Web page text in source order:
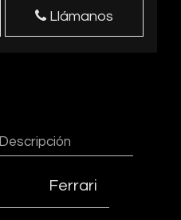
Llámanos
Descripción
Ferrari